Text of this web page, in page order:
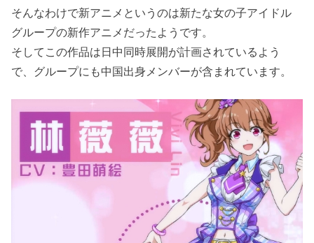
そんなわけで新アニメというのは新たな女の子アイドル
グループの新作アニメだったようです。
そしてこの作品は日中同時展開が計画されているよう
で、グループにも中国出身メンバーが含まれています。